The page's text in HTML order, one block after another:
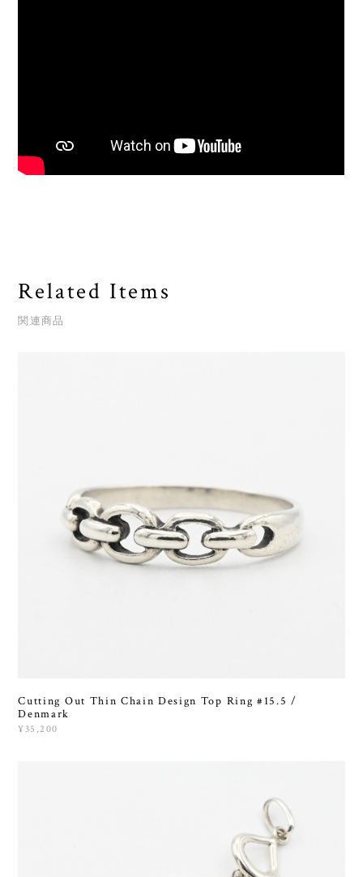
Related Items
関連商品
Cutting Out Thin Chain Design Top Ring #15.5 /
Denmark
¥35,200